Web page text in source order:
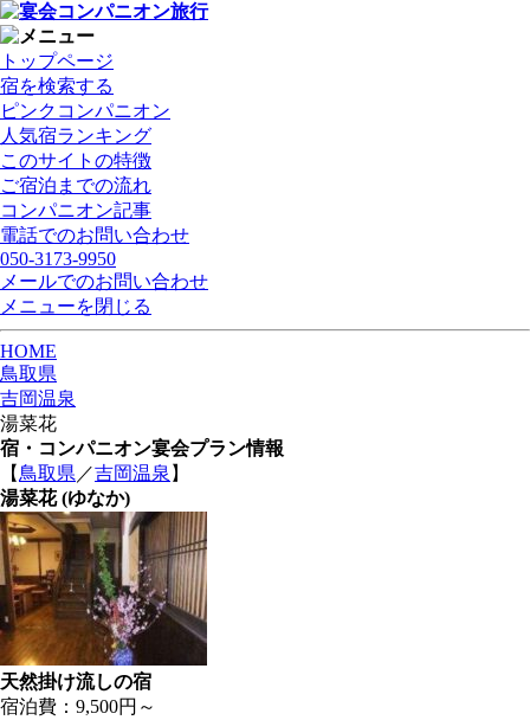
トップページ
宿を検索する
ピンクコンパニオン
人気宿ランキング
このサイトの特徴
ご宿泊までの流れ
コンパニオン記事
電話でのお問い合わせ
050-3173-9950
メールでのお問い合わせ
メニューを閉じる
HOME
鳥取県
吉岡温泉
湯菜花
宿・コンパニオン宴会プラン情報
【 鳥取県 ／吉岡温泉 】
湯菜花(ゆなか)
天然掛け流しの宿
宿泊費： 9,500円～